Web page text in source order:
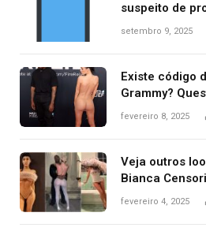
suspeito de
criminosos no
setembro 9, 2025
Existe código
Grammy?
após Bianca
fevereiro 8, 2025
Veja outros
Bianca
West que
fevereiro 4, 2025